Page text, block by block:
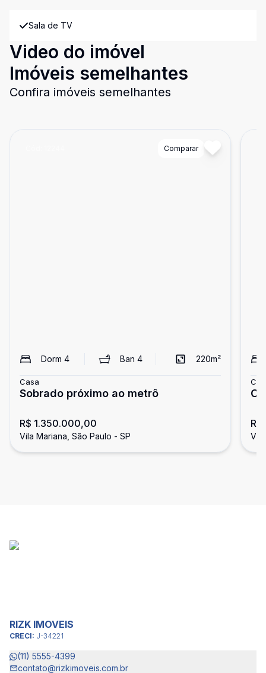
Sala de TV
Video do imóvel
Imóveis semelhantes
Confira imóveis semelhantes
Comparar
Dorm 4 Ban 4 220m²
Casa
Sobrado próximo ao metrô
R$ 1.350.000,00
Vila Mariana, São Paulo - SP
RIZK IMOVEIS
CRECI: J-34221
(11) 5555-4399
contato@rizkimoveis.com.br